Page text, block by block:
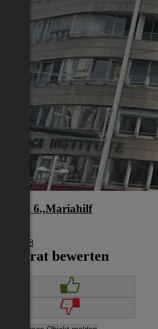
Wien 6.,Mariahilf
€ 5.918
Inserat bewerten